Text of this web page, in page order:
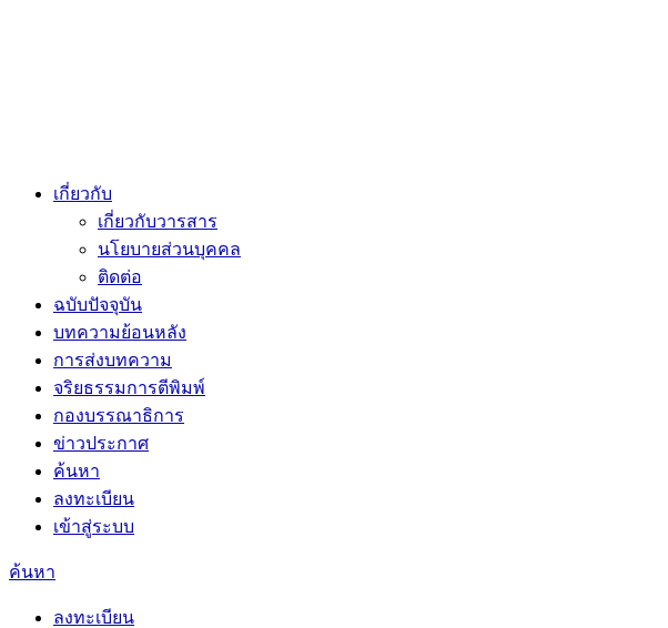
เกี่ยวกับ
เกี่ยวกับวารสาร
นโยบายส่วนบุคคล
ติดต่อ
ฉบับปัจจุบัน
บทความย้อนหลัง
การส่งบทความ
จริยธรรมการตีพิมพ์
กองบรรณาธิการ
ข่าวประกาศ
ค้นหา
ลงทะเบียน
เข้าสู่ระบบ
ค้นหา
ลงทะเบียน